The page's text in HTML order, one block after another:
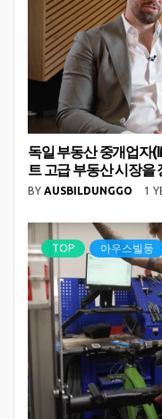
독일 부동산 중개업자
트 고급 부동산 시장을
BY AUSBILDUNGGO 1
TOP 아우스빌둥